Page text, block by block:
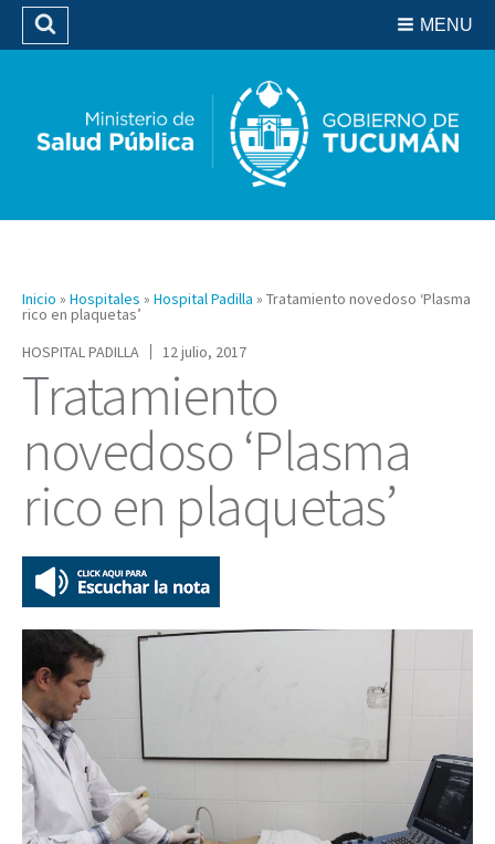
Biblioteca
MENU
Buscar
Inicio » Hospitales » Hospital Padilla » Tratamiento novedoso ‘Plasma
rico en plaquetas’
HOSPITAL PADILLA
12 julio, 2017
Tratamiento
novedoso ‘Plasma
rico en plaquetas’